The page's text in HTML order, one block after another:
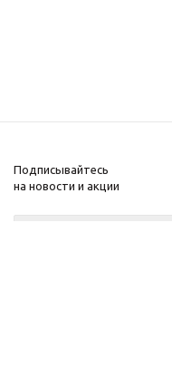
Подписывайтесь
на новости и акции